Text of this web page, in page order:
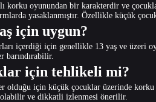
korku oyunundan bir karakterdir ve
yasaklanmıştır. Özellikle küçük
için uygun?
içerdiği için genellikle 13 yaş ve üzeri
barındırabilir.
için tehlikeli mi?
olduğu için küçük çocuklar üzerinde
ve dikkatli izlenmesi önerilir.